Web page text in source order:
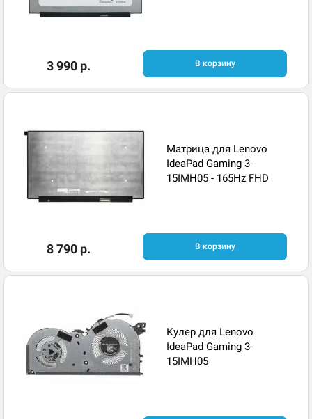
3 990 р. В корзину
Матрица для Lenovo
IdeaPad Gaming 3-
15IMH05 - 165Hz FHD
8 790 р. В корзину
Кулер для Lenovo
IdeaPad Gaming 3-
15IMH05